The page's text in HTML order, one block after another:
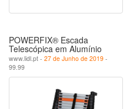
POWERFIX® Escada
Telescópica em Alumínio
www.lidl.pt - 27 de Junho de 2019 -
99.99